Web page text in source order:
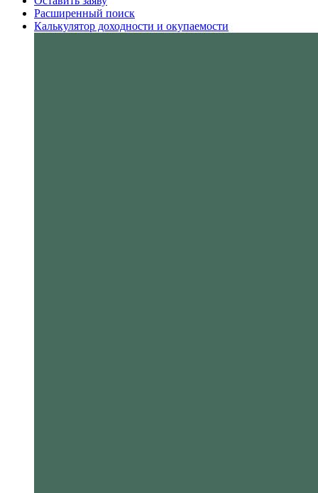
Расширенный поиск
Калькулятор доходности и окупаемости